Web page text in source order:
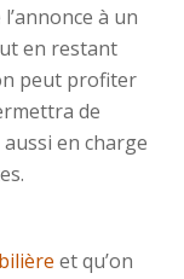
à un
en restant
peut profiter
de
en charge
et qu’on